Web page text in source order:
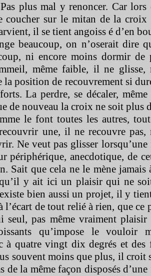
plus mal y renoncer. Car lors
coucher sur le mitan de la
il se tient angoiss é d’en
beaucoup, on n’oserait dire
ni encore moins dormir de
même faible, il ne glisse,
la position de recouvrement si
La perdre, se décaler,
de nouveau la croix ne soit plus
le font toutes les autres,
une, il ne recouvre pas,
Ne veut pas glisser
périphérique, anecdotique, de
Sait que cela ne le mène
y ait ici un plaisir qui ne
bien aussi un projet, il y
l’écart de tout relié à rien, que
seul, pas même vraiment
qu’impose le vouloir
à quatre vingt dix degrés et
souvent moins que plus, il croit
de la même façon disposés